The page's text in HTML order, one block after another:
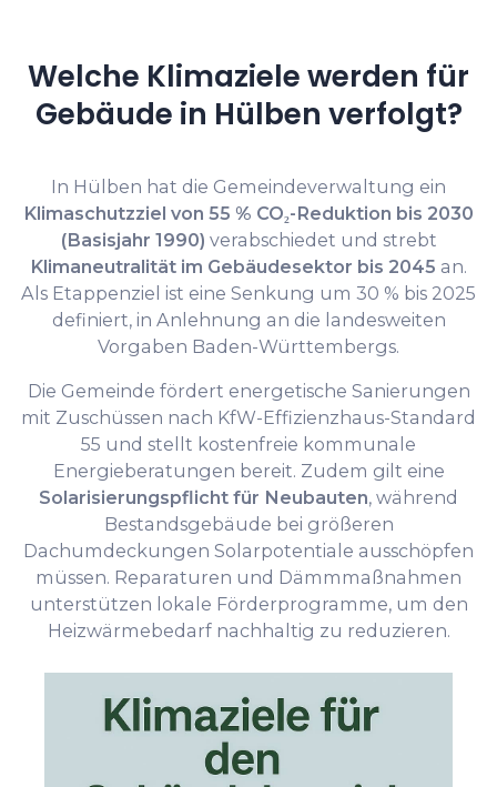
Welche Klimaziele werden für
Gebäude in Hülben verfolgt?
In Hülben hat die Gemeindeverwaltung ein
Klimaschutzziel von 55 % CO₂-Reduktion bis 2030
(Basisjahr 1990) verabschiedet und strebt
Klimaneutralität im Gebäudesektor bis 2045 an.
Als Etappenziel ist eine Senkung um 30 % bis 2025
definiert, in Anlehnung an die landesweiten
Vorgaben Baden-Württembergs.
Die Gemeinde fördert energetische Sanierungen
mit Zuschüssen nach KfW-Effizienzhaus-Standard
55 und stellt kostenfreie kommunale
Energieberatungen bereit. Zudem gilt eine
Solarisierungspflicht für Neubauten, während
Bestandsgebäude bei größeren
Dachumdeckungen Solarpotentiale ausschöpfen
müssen. Reparaturen und Dämmmaßnahmen
unterstützen lokale Förderprogramme, um den
Heizwärmebedarf nachhaltig zu reduzieren.